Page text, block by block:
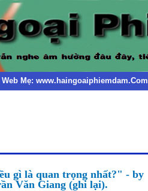
Web Mẹ: www.haingoaiphiemdam.Com
gì là quan trọng nhất?" - by
Văn Giang (ghi lại).